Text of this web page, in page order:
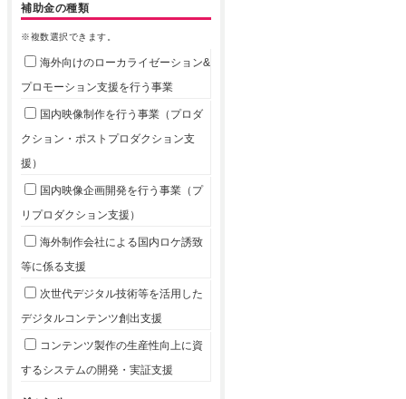
補助金の種類
※複数選択できます。
海外向けのローカライゼーション&
プロモーション支援を行う事業
国内映像制作を行う事業（プロダ
クション・ポストプロダクション支
援）
国内映像企画開発を行う事業（プ
リプロダクション支援）
海外制作会社による国内ロケ誘致
等に係る支援
次世代デジタル技術等を活用した
デジタルコンテンツ創出支援
コンテンツ製作の生産性向上に資
するシステムの開発・実証支援